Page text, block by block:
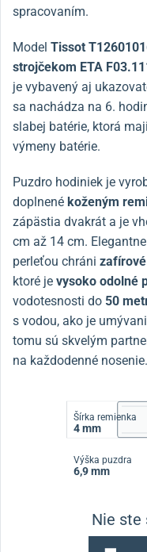
spracovaním.
Model Tissot
strojčekom ETA
je vybavený aj
sa nachádza na 6.
slabej batérie, ktorá
výmeny batérie.
Puzdro hodiniek je
doplnené koženým
zápästia dvakrát a je
cm až 14 cm.
perleťou chráni
ktoré je vysoko odolné
vodotesnosti do 50
s vodou, ako je
tomu sú skvelým
na každodenné nosenie.
Šírka remienka
4 mm
Výška puzdra
6,9 mm
Nie ste